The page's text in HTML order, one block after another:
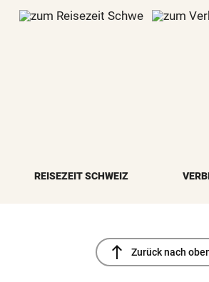
REISEZEIT SCHWEIZ
north Zurück nach